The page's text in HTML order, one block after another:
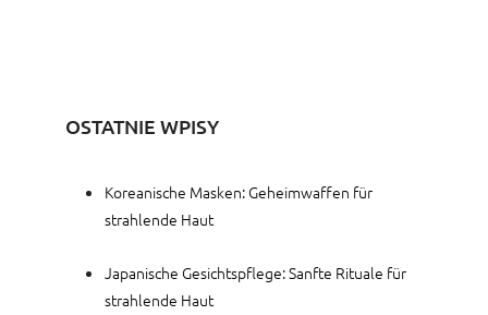
OSTATNIE WPISY
Koreanische Masken: Geheimwaffen für
strahlende Haut
Japanische Gesichtspflege: Sanfte Rituale für
strahlende Haut